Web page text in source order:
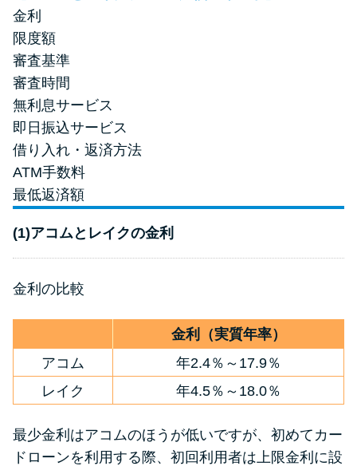
金利
限度額
審査基準
審査時間
無利息サービス
即日振込サービス
借り入れ・返済方法
ATM手数料
最低返済額
(1)アコムとレイクの金利
金利の比較
金利（実質年率）
アコム
年2.4％～17.9％
レイク
年4.5％～18.0％
最少金利はアコムのほうが低いですが、初めてカー
ドローンを利用する際、初回利用者は上限金利に設